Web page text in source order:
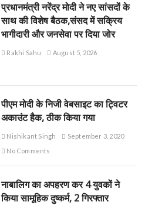
प्रधानमंत्री नरेंद्र मोदी ने नए सांसदों के
साथ की विशेष बैठक,संसद में सक्रिय
भागीदारी और जनसेवा पर दिया जोर
Rakhi Sahu August 5, 2026
पीएम मोदी के निजी वेबसाइट का ट्विटर
अकाउंट हैक, ठीक किया गया
Nishikant Singh
September 3, 2020
No Comments
नाबालिग का अपहरण कर 4 युवकों ने
किया सामूहिक दुष्कर्म, 2 गिरफ्तार